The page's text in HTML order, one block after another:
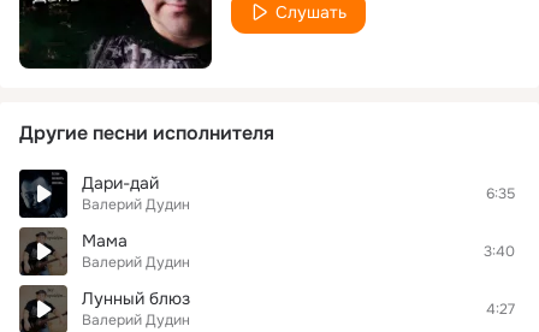
Слушать
Другие песни исполнителя
Дари-дай
Валерий Дудин
6:35
Мама
Валерий Дудин
3:40
Лунный блюз
Валерий Дудин
4:27